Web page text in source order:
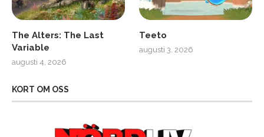
The Alters: The Last
Variable
augusti 4, 2026
Teeto
augusti 3, 2026
KORT OM OSS